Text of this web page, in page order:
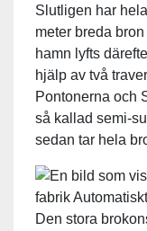
Slutligen har
meter breda
hamn lyfts
hjälp av två
Pontonerna och
så kallad semi-
sedan tar hela
Den stora